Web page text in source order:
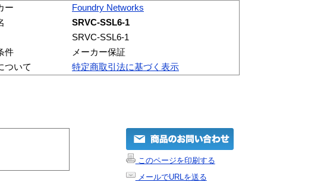
ー
Foundry Networks
SRVC-SSL6-1
SRVC-SSL6-1
件
メーカー保証
ついて
特定商取引法に基づく表示
このページを印刷する
メールでURLを送る